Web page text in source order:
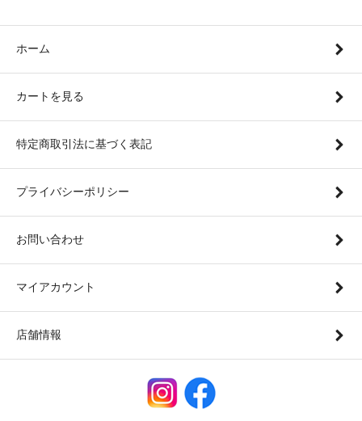
ホーム
カートを見る
特定商取引法に基づく表記
プライバシーポリシー
お問い合わせ
マイアカウント
店舗情報